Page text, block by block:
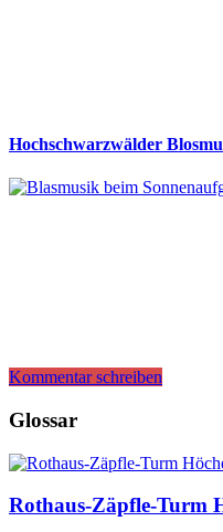
Hochschwarzwälder
Kommentar schreiben
Glossar
Rothaus-Zäpfle-Turm